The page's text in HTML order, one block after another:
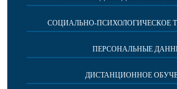
СОЦИАЛЬНО-ПСИХОЛОГИЧЕСКОЕ
ПЕРСОНАЛЬНЫЕ
ДИСТАНЦИОННОЕ